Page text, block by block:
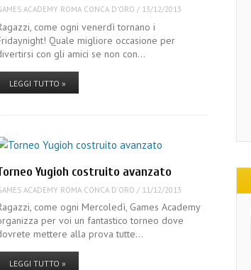
ACADEMY ROMA CONCA D'ORO / 13/12/2013
come ogni venerdì tornano i
Quale migliore occasione per
con gli amici se non con…
LEGGI TUTTO »
Yugioh costruito avanzato
ACADEMY ROMA CONCA D'ORO / 11/12/2013
come ogni Mercoledì, Games Academy
per voi un fantastico torneo dove
mettere alla prova tutte…
LEGGI TUTTO »